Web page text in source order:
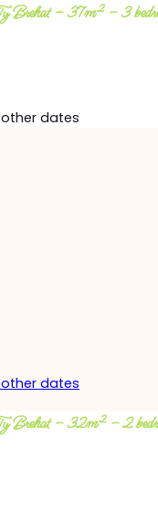
Brehat – 37m² – 3
dates
dates
Brehat – 32m² – 2